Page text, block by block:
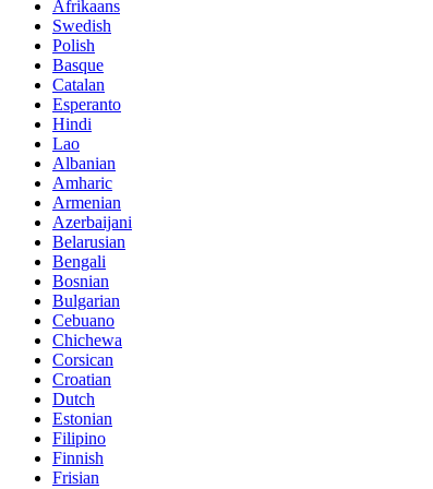
Afrikaans
Swedish
Polish
Basque
Catalan
Esperanto
Hindi
Lao
Albanian
Amharic
Armenian
Azerbaijani
Belarusian
Bengali
Bosnian
Bulgarian
Cebuano
Chichewa
Corsican
Croatian
Dutch
Estonian
Filipino
Finnish
Frisian